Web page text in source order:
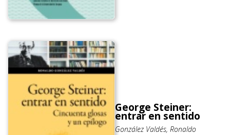
George Steiner:
entrar en sentido
González Valdés, Ronaldo